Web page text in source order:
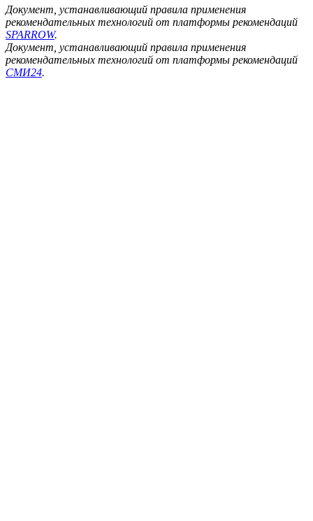
Документ, устанавливающий правила применения
рекомендательных технологий от платформы рекомендаций
SPARROW.
Документ, устанавливающий правила применения
рекомендательных технологий от платформы рекомендаций
СМИ24.